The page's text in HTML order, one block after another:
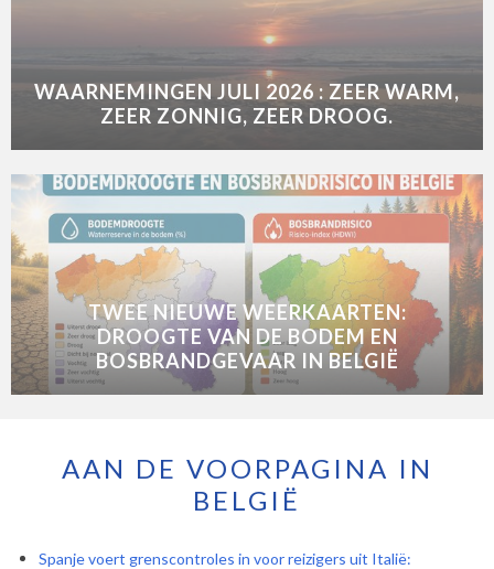
WAARNEMINGEN JULI 2026 : ZEER WARM,
ZEER ZONNIG, ZEER DROOG.
TWEE NIEUWE WEERKAARTEN:
DROOGTE VAN DE BODEM EN
BOSBRANDGEVAAR IN BELGIË
AAN DE VOORPAGINA IN
BELGIË
Spanje voert grenscontroles in voor reizigers uit Italië: